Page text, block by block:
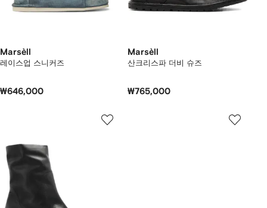
Marsèll
레이스업 스니커즈
₩646,000
Marsèll
산크리스파 더비 슈즈
₩765,000